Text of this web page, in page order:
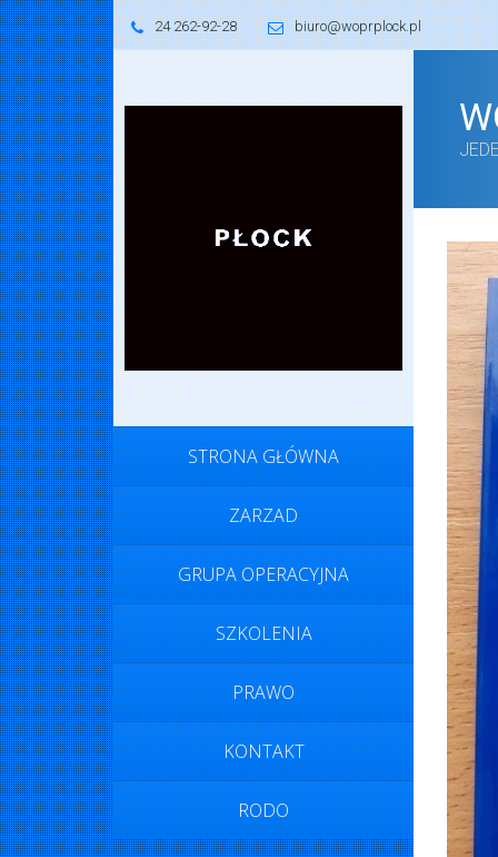
24 262-92-28 biuro@woprplock.pl
STRONA GŁÓWNA
ZARZAD
GRUPA OPERACYJNA
SZKOLENIA
PRAWO
KONTAKT
RODO